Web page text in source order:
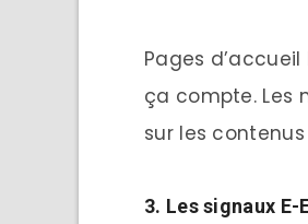
Pages
ça compte. Les
sur les
3. Les signaux